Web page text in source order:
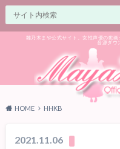
雛乃木まや公式サイト。女性声優の動
音源ダウ
HOME HHKB
2021.11.06